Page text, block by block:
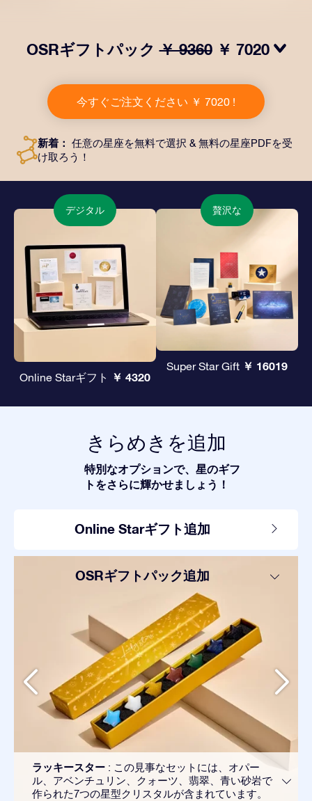
OSRギフトパック￥ 9360 ￥ 7020
所に送付される美しい封筒とカスタマイズされたドキュ
メント、デジタルドキュメントが含まれている他、弊社
のアプリを無料で利用できます。大切や人や友達に永遠
今すぐご注文ください ￥ 7020 !
新着： 任意の星座を無料で選択 & 無料の星座PDFを受
け取ろう！
デジタル
Online Starギフト ￥ 4320
贅沢な
Super Star Gift ￥ 16019
きらめきを追加
特別なオプションで、星のギフ
トをさらに輝かせましょう！
Online Starギフト追加
OSRギフトパック追加
ラッキースター : この見事なセットには、オパー
ル、アベンチュリン、クォーツ、翡翠、青い砂岩で
作られた7つの星型クリスタルが含まれています。